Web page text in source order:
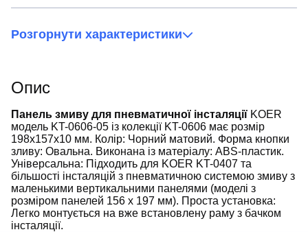
Розгорнути характеристики
Опис
Панель змиву для пневматичної інсталяції KOER
модель KT-0606-05 із колекції KT-0606 має розмір
198x157x10 мм. Колір: Чорний матовий. Форма кнопки
зливу: Овальна. Виконана із матеріалу: ABS-пластик.
Універсальна: Підходить для KOER KT-0407 та
більшості інсталяцій з пневматичною системою змиву з
маленькими вертикальними панелями (моделі з
розміром панелей 156 x 197 мм). Проста установка:
Легко монтується на вже встановлену раму з бачком
інсталяції.